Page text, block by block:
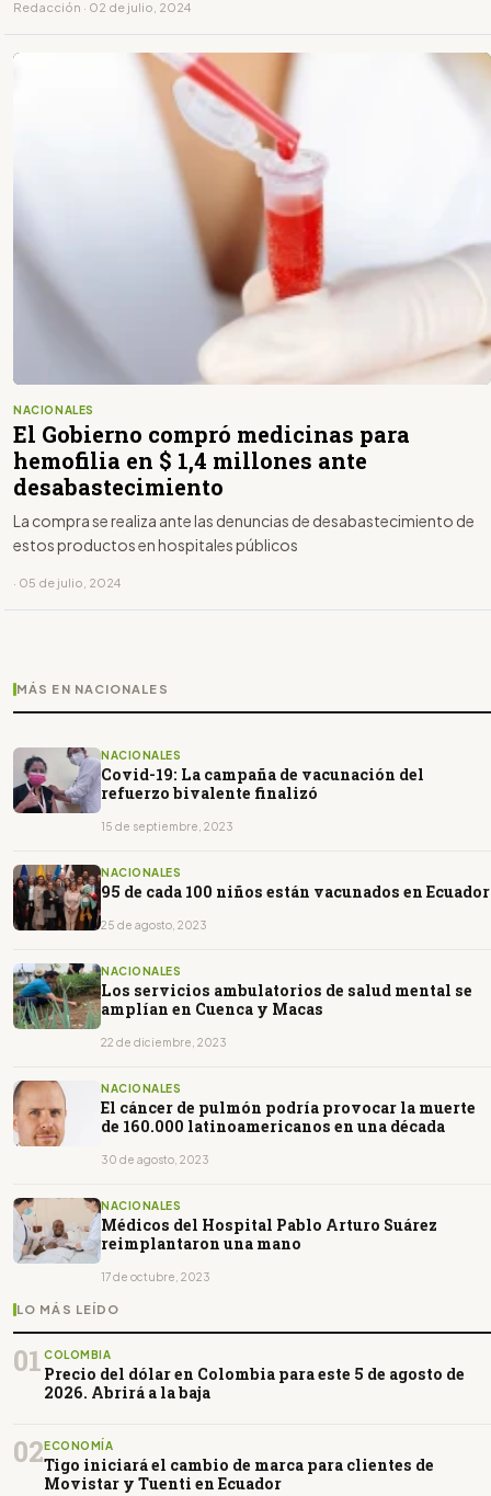
Redacción · 02 de julio, 2024
NACIONALES
El Gobierno compró medicinas para
hemofilia en $ 1,4 millones ante
desabastecimiento
La compra se realiza ante las denuncias de desabastecimiento de
estos productos en hospitales públicos
· 05 de julio, 2024
MÁS EN NACIONALES
NACIONALES
Covid-19: La campaña de vacunación del
refuerzo bivalente finalizó
15 de septiembre, 2023
NACIONALES
95 de cada 100 niños están vacunados en Ecuador
25 de agosto, 2023
NACIONALES
Los servicios ambulatorios de salud mental se
amplían en Cuenca y Macas
22 de diciembre, 2023
NACIONALES
El cáncer de pulmón podría provocar la muerte
de 160.000 latinoamericanos en una década
30 de agosto, 2023
NACIONALES
Médicos del Hospital Pablo Arturo Suárez
reimplantaron una mano
17 de octubre, 2023
LO MÁS LEÍDO
01 COLOMBIA
Precio del dólar en Colombia para este 5 de agosto de
2026. Abrirá a la baja
02ECONOMÍA
Tigo iniciará el cambio de marca para clientes de
Movistar y Tuenti en Ecuador